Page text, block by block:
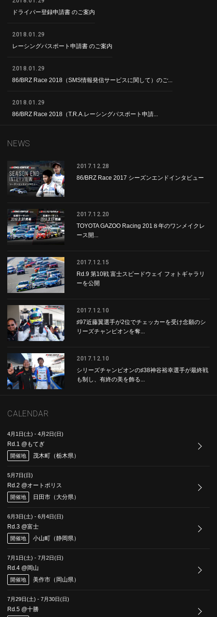
ドライバー登録申請書 のご案内
2018.01.29
レーシングパスポート申請書 のご案内
2018.01.29
86/BRZ Race 2018（SMS情報発信サービスに関して）のご...
2018.01.29
86/BRZ Race 2018（T.R.A.レーシングパスポート申請...
NEWS
2017.12.28
86/BRZ Race 2017 シーズンエンドインタビュー
2017.12.20
TOYOTA GAZOO Racing 201８年のワンメイクレ
ース開...
2017.12.15
Rd.9 第10戦 富士スピードウェイ フォトギャラリ
ーを公開
2017.12.10
♯97近藤翼選手が2位でチェッカーを受け念願のシ
リーズチャンピオンを奪...
2017.12.10
シリーズチャンピオンの♯38神谷裕幸選手が最終戦
も制し、有終の美を飾る...
CALENDAR
4月1日(土) - 4月2日(日)
Rd.1 @もてぎ
開催地 茂木町（栃木県）
5月7日(日)
Rd.2 @オートポリス
開催地 日田市（大分県）
6月3日(土) - 6月4日(日)
Rd.3 @富士
開催地 小山町（静岡県）
7月1日(土) - 7月2日(日)
Rd.4 @岡山
開催地 美作市（岡山県）
7月29日(土) - 7月30日(日)
Rd.5 @十勝